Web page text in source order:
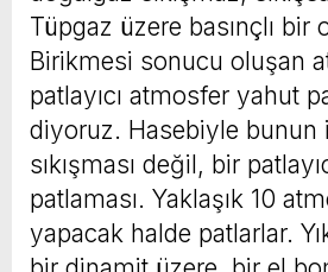
Tüpgaz üzere basınçlı bir
Birikmesi sonucu oluşan
patlayıcı atmosfer yahut
diyoruz. Hasebiyle bunun
sıkışması değil, bir
patlaması. Yaklaşık 10
yapacak halde patlarlar.